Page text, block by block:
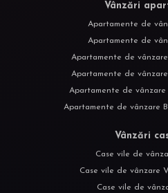
Vânzări
Apartamente de
Apartamente de
Apartamente de
Apartamente de
Apartamente de vânzare
Apartamente de vânzare
Vânzări
Case vile de
Case vile de vânzare
Case vile de